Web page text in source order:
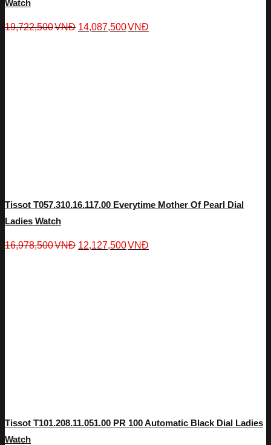
Watch
19,722,500VNĐ 14,087,500VNĐ
Tissot T057.310.16.117.00 Everytime Mother Of Pearl Dial
Ladies Watch
16,978,500VNĐ 12,127,500VNĐ
Tissot T101.208.11.051.00 PR 100 Automatic Black Dial Ladies
Watch